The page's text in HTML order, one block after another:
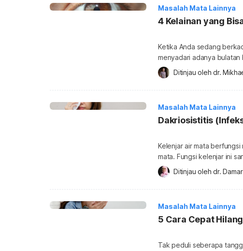
Masalah Mata Lainnya
4 Kelainan yang
Ketika Anda sedang
menyadari adanya bulatan
dengan pupil. Di samping
mengalami kelainan, baik
kelainan yang bisa terjadi
Ditinjau oleh dr.
Masalah Mata Lainnya
Dakriosistitis
Kelenjar air mata
mata. Fungsi kelenjar ini
Namun, kelenjar ini juga
dakriosistitis. Ketahui
dakriosistitis?
Ditinjau oleh dr.
Masalah Mata Lainnya
5 Cara Cepat
Tak peduli seberapa